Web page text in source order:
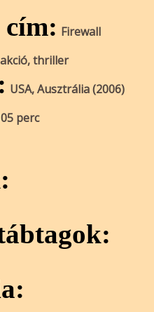
Firewall
akció, thriller
USA, Ausztrália (2006)
perc